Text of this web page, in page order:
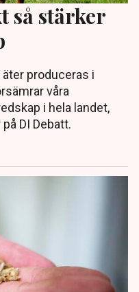
så stärker
äter produceras i
våra
i hela landet,
DI Debatt.